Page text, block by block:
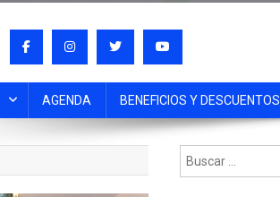
AGENDA BENEFICIOS Y DESCUENTOS